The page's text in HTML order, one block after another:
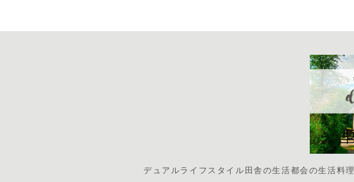
デュアルライフスタイル田舎の生活都会の生活料理